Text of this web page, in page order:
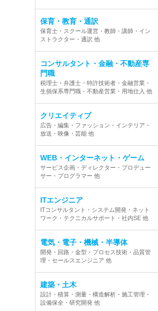
保育・教育・通訳
保育士・スクール運営・教師・講師・イン
ストラクター・通訳 他
コンサルタント・金融・不動産専
門職
税理士・弁護士・特許技術者・金融営業・
生損保系専門職・不動産営業・用地仕入 他
クリエイティブ
広告・編集・ファッション・インテリア・
放送・映像・芸能 他
WEB・インターネット・ゲーム
サービス企画・ディレクター・プロデュー
サー・プログラマー 他
ITエンジニア
ITコンサルタント・システム開発・ネット
ワーク・テクニカルサポート・社内SE 他
電気・電子・機械・半導体
開発・回路・金型・プロセス技術・品質管
理・セールスエンジニア 他
建築・土木
設計・積算・測量・構造解析・施工管理・
設備保全・研究開発 他